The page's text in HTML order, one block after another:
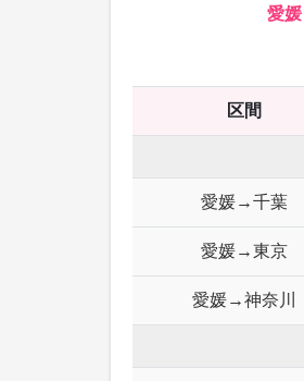
愛媛
区間
愛媛→千葉
愛媛→東京
愛媛→神奈川